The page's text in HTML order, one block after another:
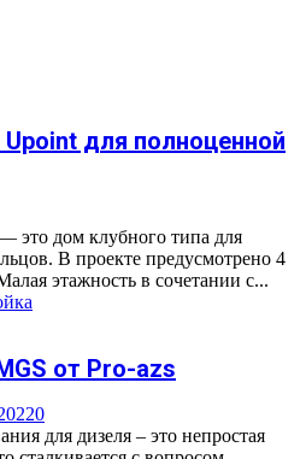
для полноценной
это дом клубного типа для
В проекте предусмотрено 4
этажность в сочетании с...
от Pro-azs
0
для дизеля – это непростая